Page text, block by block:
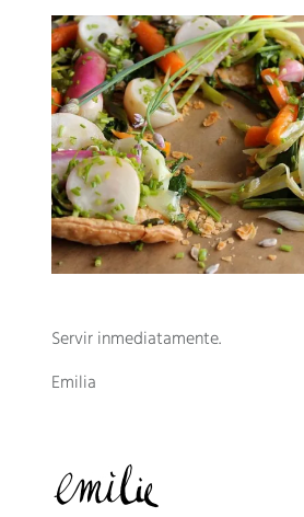
Servir inmediatamente.
Emilia